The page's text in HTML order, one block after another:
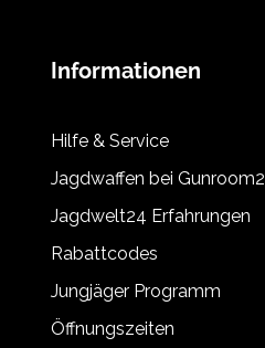
Informationen
Hilfe & Service
Jagdwaffen bei
Jagdwelt24 Erfahrungen
Rabattcodes
Jungjäger Programm
Öffnungszeiten